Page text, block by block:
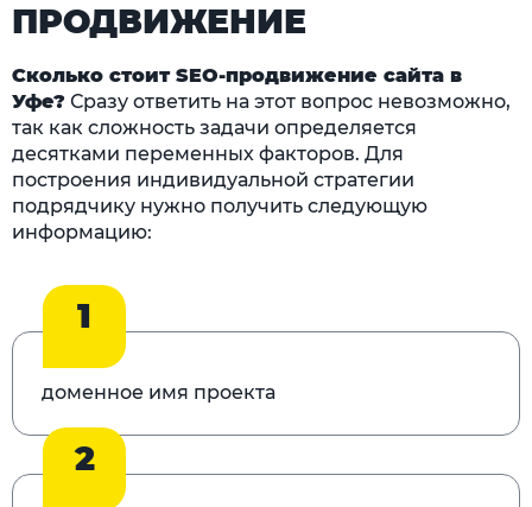
ПРОДВИЖЕНИЕ
Сколько стоит SEO-продвижение сайта в
Уфе? Сразу ответить на этот вопрос невозможно,
так как сложность задачи определяется
десятками переменных факторов. Для
построения индивидуальной стратегии
подрядчику нужно получить следующую
информацию:
1
доменное имя проекта
2